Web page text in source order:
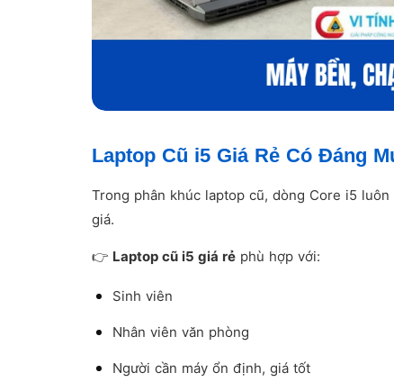
Laptop Cũ i5 Giá Rẻ Có Đáng
Trong phân khúc laptop cũ, dòng Core i5
giá.
👉 Laptop cũ i5 giá rẻ phù hợp với:
Sinh viên
Nhân viên văn phòng
Người cần máy ổn định, giá tốt